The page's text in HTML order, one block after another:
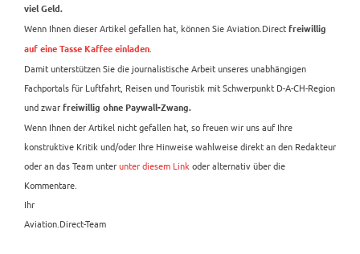
viel Geld.
Wenn Ihnen dieser Artikel gefallen hat, können Sie Aviation.Direct freiwillig
auf eine Tasse Kaffee einladen
Damit unterstützen Sie die journalistische Arbeit unseres unabhängigen
Fachportals für Luftfahrt, Reisen und Touristik mit Schwerpunkt D-A-CH-Region
und zwar freiwillig ohne Paywall-Zwang.
Wenn Ihnen der Artikel nicht gefallen hat, so freuen wir uns auf Ihre
konstruktive Kritik und/oder Ihre Hinweise wahlweise direkt an den Redakteur
oder an das Team unterunter diesem Link oder alternativ über die
Kommentare.
Ihr
Aviation.Direct-Team